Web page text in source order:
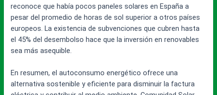
reconoce que había pocos paneles solares en España a
pesar del promedio de horas de sol superior a otros países
europeos. La existencia de subvenciones que cubren hasta
el 45% del desembolso hace que la inversión en renovables
sea más asequible.
En resumen, el autoconsumo energético ofrece una
alternativa sostenible y eficiente para disminuir la factura